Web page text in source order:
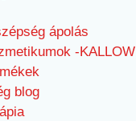
ápolás
-KALLOW
blog